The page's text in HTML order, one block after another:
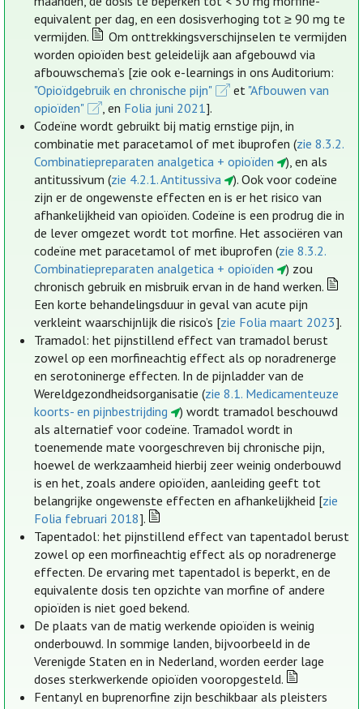
equivalent per dag, en een dosisverhoging tot ≥ 90 mg te
vermijden.
Om onttrekkingsverschijnselen te vermijden
worden opioïden best geleidelijk aan afgebouwd via
afbouwschema’s [zie ook e-learnings in ons Auditorium:
"Opioïdgebruik en chronische pijn"
et "Afbouwen van
opioïden"
, en Folia juni 2021].
Codeïne wordt gebruikt bij matig ernstige pijn, in
combinatie met paracetamol of met ibuprofen (zie 8.3.2.
Combinatiepreparaten analgetica + opioïden
), en als
antitussivum (zie 4.2.1. Antitussiva
). Ook voor codeïne
zijn er de ongewenste effecten en is er het risico van
afhankelijkheid van opioïden. Codeïne is een prodrug die in
de lever omgezet wordt tot morfine. Het associëren van
codeïne met paracetamol of met ibuprofen (zie 8.3.2.
Combinatiepreparaten analgetica + opioïden
) zou
chronisch gebruik en misbruik ervan in de hand werken.
Een korte behandelingsduur in geval van acute pijn
verkleint waarschijnlijk die risico’s [zie Folia maart 2023].
Tramadol: het pijnstillend effect van tramadol berust
zowel op een morfineachtig effect als op noradrenerge
en serotoninerge effecten. In de pijnladder van de
Wereldgezondheidsorganisatie (zie 8.1. Medicamenteuze
koorts- en pijnbestrijding
) wordt tramadol beschouwd
als alternatief voor codeïne. Tramadol wordt in
toenemende mate voorgeschreven bij chronische pijn,
hoewel de werkzaamheid hierbij zeer weinig onderbouwd
is en het, zoals andere opioïden, aanleiding geeft tot
belangrijke ongewenste effecten en afhankelijkheid [zie
Folia februari 2018].
Tapentadol: het pijnstillend effect van tapentadol berust
zowel op een morfineachtig effect als op noradrenerge
effecten. De ervaring met tapentadol is beperkt, en de
equivalente dosis ten opzichte van morfine of andere
opioïden is niet goed bekend.
De plaats van de matig werkende opioïden is weinig
onderbouwd. In sommige landen, bijvoorbeeld in de
Verenigde Staten en in Nederland, worden eerder lage
doses sterkwerkende opioïden vooropgesteld.
Fentanyl en buprenorfine zijn beschikbaar als pleisters